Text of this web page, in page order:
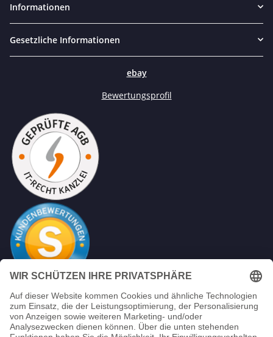
Diese Banner ist ohne Funktion
Sie können problemlos "Ablehnen" klicken
Informationen
Gesetzliche Informationen
ebay
Bewertungsprofil
Mein Unternehmen sammelt über den unabhängigen
Dienstleister SHOPVOTE Bewertungen. SHOPVOTE setzt
automatische und manuelle Maßnahmen ein, um